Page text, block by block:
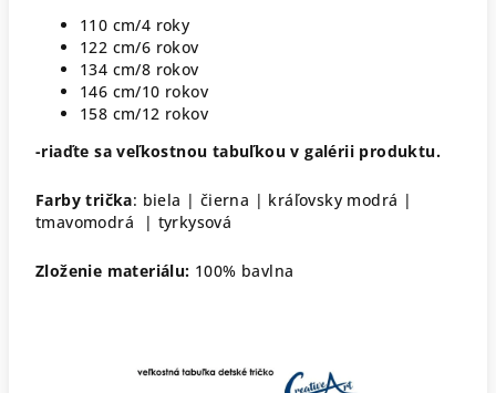
110 cm/4 roky
122 cm/6 rokov
134 cm/8 rokov
146 cm/10 rokov
158 cm/12 rokov
-riaďte sa veľkostnou tabuľkou v galérii produktu.
Farby trička: biela | čierna | kráľovsky modrá |
tmavomodrá | tyrkysová
Zloženie materiálu: 100% bavlna